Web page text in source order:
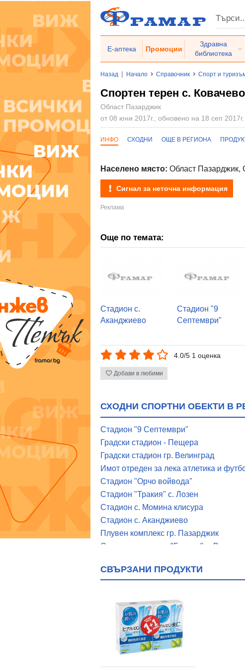
Е-аптека Промоции
Здравна
библиотека
Назад | Начало Справочник Спорт и
Спортен терен с. Ковачево
Област Пазарджик
от 08 юни 2017г., обновено на 18 сеп 2017г.
ИНФО СХОДНИ ОЩЕ В РЕГИОНА
Населено място: Област Пазарджик,
Сигнал за неточна информация
Още по темата:
Стадион с.
Аканджиево
Стадион "9
Септември"
4.0/5 1 оценка
Добави в любими
СХОДНИ СПОРТНИ ОБЕКТИ В
Стадион "9 Септември"
Градски стадион - Пещера
Градски стадион гр. Велинград
Имот отреден за лека атлетика и
Стадион "Орчо войвода"
Стадион "Тракия" с. Лозен
Стадион с. Момина клисура
Стадион с. Аканджиево
Плувен комплекс гр. Пазарджик
Спортен комплекс "Балкан" с. Варвара
Високопланински спортен комплекс
Спортен комплекс "Георги Бенковски"
Спортен комплекс "Хебър"
Колодрум "Остров "Свобода", гр.
Спортна зала "Локомотив"
3ала за спортни игри към ВСК
СВЪРЗАНИ ПРОДУКТИ